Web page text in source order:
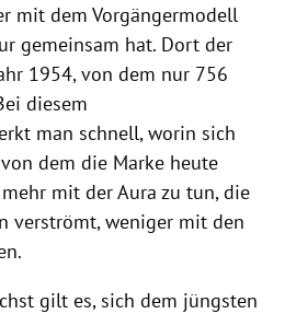
mit dem Vorgängermodell
gemeinsam hat. Dort der
1954, von dem nur 756
diesem
man schnell, worin sich
dem die Marke heute
mit der Aura zu tun, die
verströmt, weniger mit den
gilt es, sich dem jüngsten